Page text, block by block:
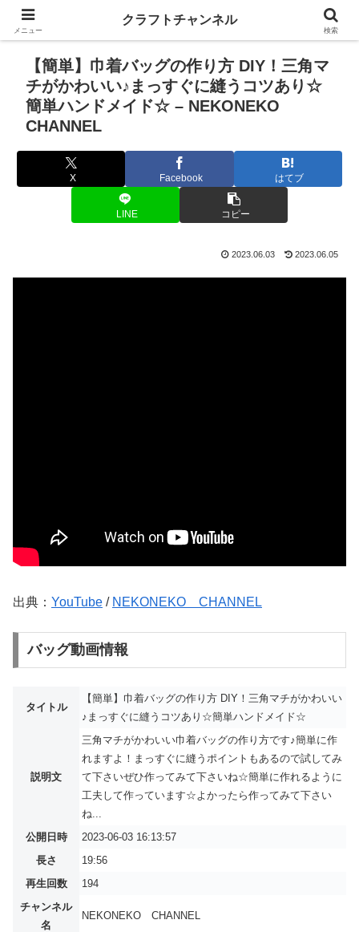
【簡単】巾着バッグの作り方 DIY！三角マ
チがかわいい♪まっすぐに縫うコツあり☆
簡単ハンドメイド☆ – NEKONEKO
CHANNEL
X Facebook はてブ
LINE コピー
2023.06.03 2023.06.05
出典： YouTube / NEKONEKO CHANNEL
バッグ動画情報
タイトル
【簡単】巾着バッグの作り方 DIY！三角マチがかわいい
♪まっすぐに縫うコツあり☆簡単ハンドメイド☆
説明文
三角マチがかわいい巾着バッグの作り方です♪簡単に作
れますよ！まっすぐに縫うポイントもあるので試してみ
て下さいぜひ作ってみて下さいね☆簡単に作れるように
工夫して作っています☆よかったら作ってみて下さい
ね...
公開日時
2023-06-03 16:13:57
長さ
19:56
再生回数
194
チャンネル
名
NEKONEKO CHANNEL
メニュー
クラフトチャンネル
検索